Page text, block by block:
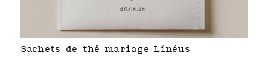
Sachets de thé mariage Linéus